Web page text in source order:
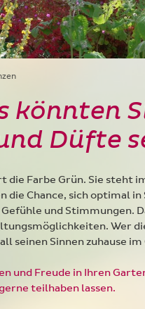
könnten
Düfte
die Farbe Grün. Sie steht
die Chance, sich optimal in
und Stimmungen.
Wer
seinen Sinnen zuhause
und Freude in Ihren
teilhaben lassen.